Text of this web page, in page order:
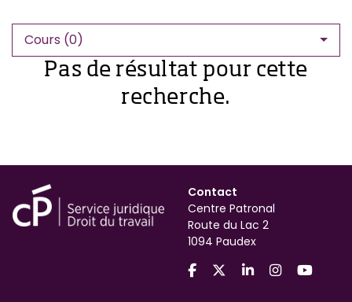
Cours (0)
Pas de résultat pour cette
recherche.
Contact
Centre Patronal
Route du Lac 2
1094 Paudex